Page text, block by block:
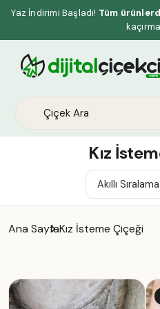
Yaz İndirimi Başladı! Tüm
Kız
Ana SayfaKız İsteme Çiçeği